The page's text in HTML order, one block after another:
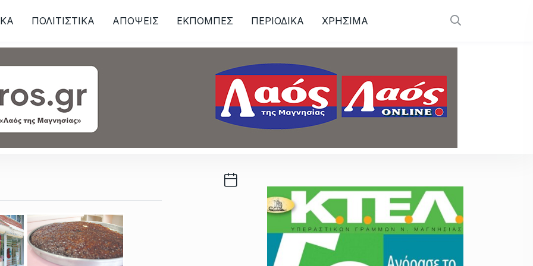
ΠΟΛΙΤΙΣΤΙΚΑ ΑΠΟΨΕΙΣ ΕΚΠΟΜΠΕΣ ΠΕΡΙΟΔΙΚΑ ΧΡΗΣΙΜΑ